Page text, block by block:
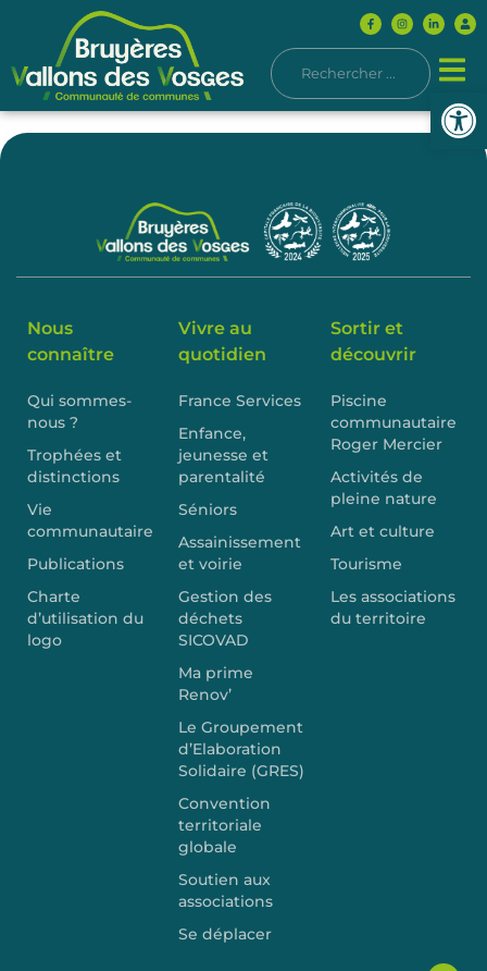
Ouvrir
Nous
connaître
Qui sommes-
nous ?
Trophées et
distinctions
Vie
communautaire
Publications
Charte
d’utilisation du
logo
Vivre au
quotidien
France Services
Enfance,
jeunesse et
parentalité
Séniors
Assainissement
et voirie
Gestion des
déchets
SICOVAD
Ma prime
Renov’
Le Groupement
d’Elaboration
Solidaire (GRES)
Convention
territoriale
globale
Soutien aux
associations
Se déplacer
Sortir et
découvrir
Piscine
communautaire
Roger Mercier
Activités de
pleine nature
Art et culture
Tourisme
Les associations
du territoire